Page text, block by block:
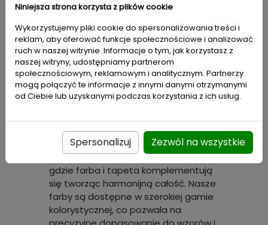
Dedykowana farba
PARA Paints:
Oferujemy specjalnie dedykowane
farby marki PARA które są doskonale
dopasowane do naszych tapet. Ta
unikalna opcja pozwala na stworzenie
idealnie spójnego wyglądu wnętrza,
gdzie farba i tapeta komplementują
się tworząc harmonijną całość. Nasze
farby są dostępne w szerokiej gamie
kolorystycznej, co pozwala na
Niniejsza strona korzysta z plików cookie
Wykorzystujemy pliki cookie do spersonalizowania treści i
reklam, aby oferować funkcje społecznościowe i analizować
ruch w naszej witrynie. Informacje o tym, jak korzystasz z
naszej witryny, udostępniamy partnerom
społecznościowym, reklamowym i analitycznym. Partnerzy
mogą połączyć te informacje z innymi danymi otrzymanymi
od Ciebie lub uzyskanymi podczas korzystania z ich usług.
Spersonalizuj Zezwól na wszystkie